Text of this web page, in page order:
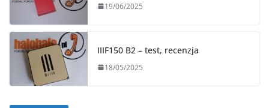
19/06/2025
IIIF150 B2 – test, recenzja
18/05/2025